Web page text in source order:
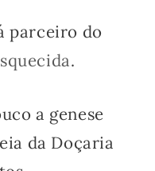
parceiro do
.
a genese
da Doçaria